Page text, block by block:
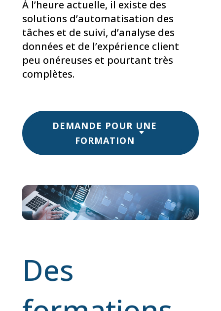
À l’heure actuelle, il existe des
solutions d’automatisation des
tâches et de suivi, d’analyse des
données et de l’expérience client
peu onéreuses et pourtant très
complètes.
DEMANDE POUR UNE
FORMATION
Des